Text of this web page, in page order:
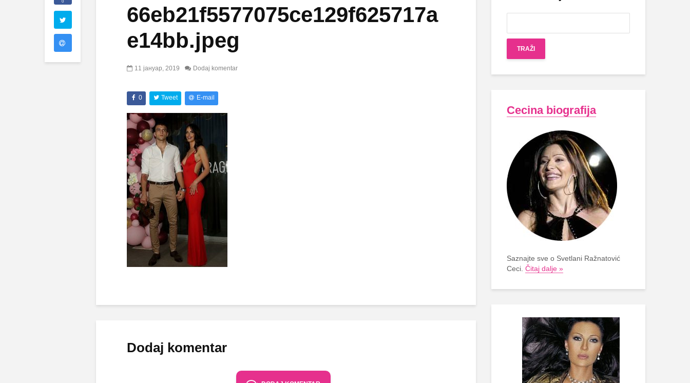
66eb21f5577075ce129f625717a
e14bb.jpeg
11 јануар, 2019 Dodaj komentar
0 Tweet E-mail
Dodaj komentar
Cecina biografija
Saznajte sve o Svetlani Ražnatović
Ceci. Čitaj dalje »